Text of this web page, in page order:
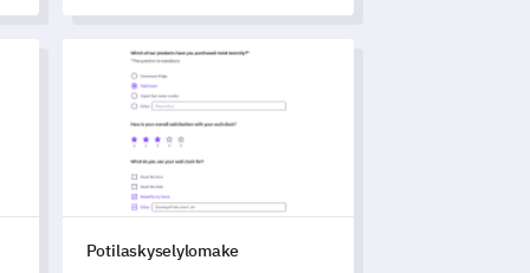
TemplatePotilaskyselylomake
Potilaskyselylomake